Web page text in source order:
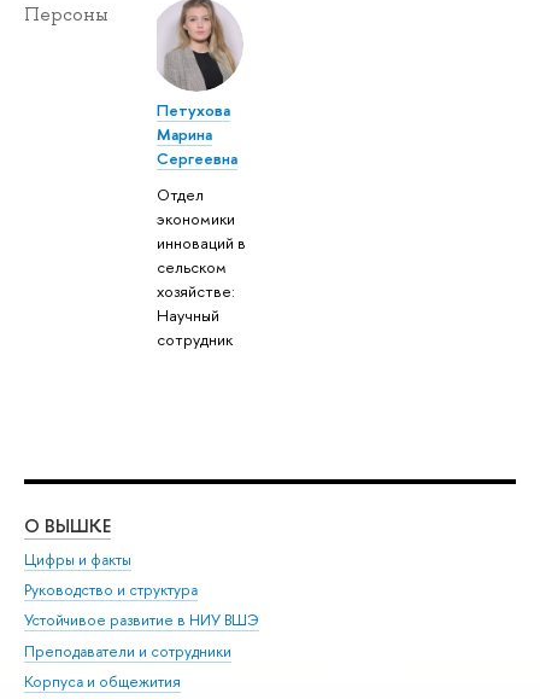
Персоны
Петухова
Марина
Сергеевна
Отдел
экономики
инноваций в
сельском
хозяйстве:
Научный
сотрудник
О ВЫШКЕ
Цифры и факты
Руководство и структура
Устойчивое развитие в НИУ ВШЭ
Преподаватели и сотрудники
Корпуса и общежития